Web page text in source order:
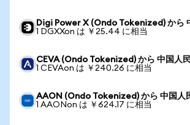
Digi Power X (Ondo Tokenized) から
1 DGXXon は ￥25.44 に相当
CEVA (Ondo Tokenized) から 中国人
1 CEVAon は ￥240.26 に相当
AAON (Ondo Tokenized) から 中国人
1 AAONon は ￥624.17 に相当